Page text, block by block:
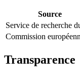
Source
Service de recherche
Commission
Transparence